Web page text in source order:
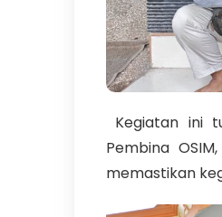
Kegiatan ini
Pembina
memastikan